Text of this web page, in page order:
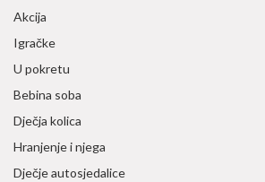
Akcija
Igračke
U pokretu
Bebina soba
Dječja kolica
Hranjenje i njega
Dječje autosjedalice